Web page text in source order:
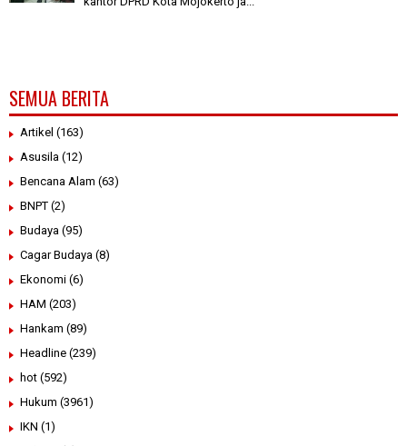
SEMUA BERITA
Artikel (163)
Asusila (12)
Bencana Alam (63)
BNPT (2)
Budaya (95)
Cagar Budaya (8)
Ekonomi (6)
HAM (203)
Hankam (89)
Headline (239)
hot (592)
Hukum (3961)
IKN (1)